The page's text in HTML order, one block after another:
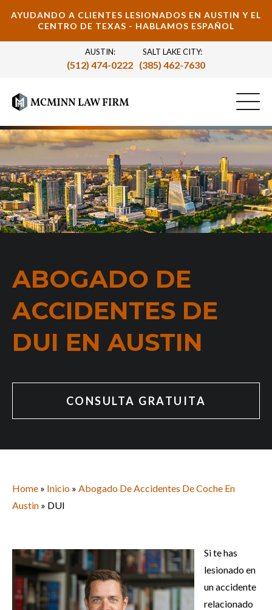
AYUDANDO A CLIENTES LESIONADOS EN AUSTIN Y EL
CENTRO DE TEXAS - HABLAMOS ESPAÑOL
AUSTIN:
(512) 474-0222
SALT LAKE CITY:
(385) 462-7630
ABOGADO DE
ACCIDENTES DE
DUI EN AUSTIN
CONSULTA GRATUITA
Home » Inicio » Abogado De Accidentes De Coche En
Austin » DUI
Si te has
lesionado en
un accidente
relacionado